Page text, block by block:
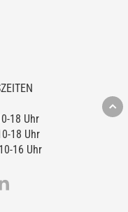
18 Uhr
18 Uhr
16 Uhr